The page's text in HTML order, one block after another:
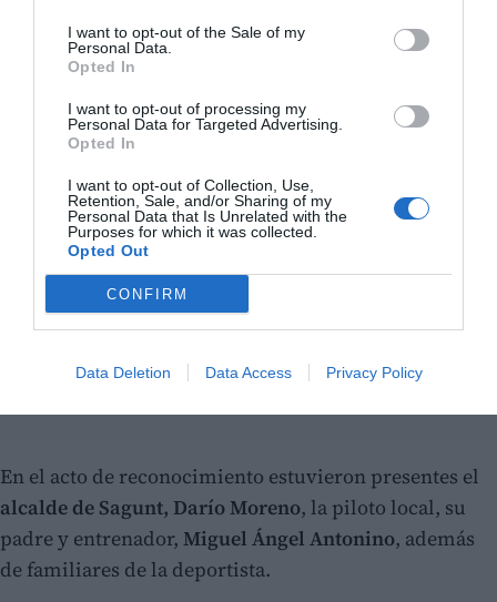
I want to opt-out of the Sale of my
Personal Data.
Opted In
I want to opt-out of processing my
Personal Data for Targeted Advertising.
Opted In
I want to opt-out of Collection, Use,
Retention, Sale, and/or Sharing of my
Personal Data that Is Unrelated with the
Purposes for which it was collected.
Opted Out
CONFIRM
Data Deletion Data Access Privacy Policy
En el acto de reconocimiento estuvieron presentes el
alcalde de Sagunt, Darío Moreno, la piloto local, su
padre y entrenador, Miguel Ángel Antonino, además
de familiares de la deportista.